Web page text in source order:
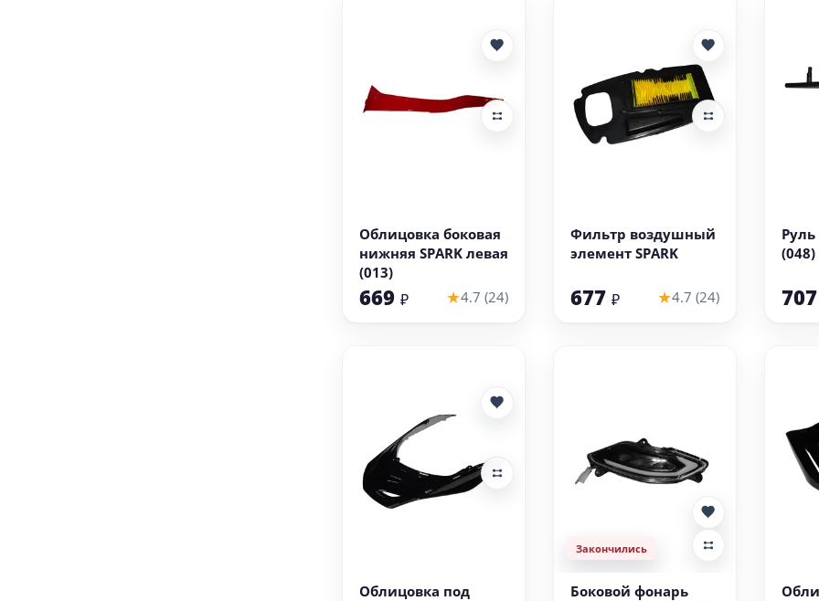
Облицовка боковая
нижняя SPARK левая
(013)
669 ₽ ★4.7 (24)
Фильтр воздушный
элемент SPARK
677 ₽ ★4.7 (24)
Руль
(048)
Облицовка под
Закончились
Боковой фонарь